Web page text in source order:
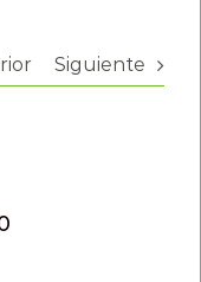
Siguiente